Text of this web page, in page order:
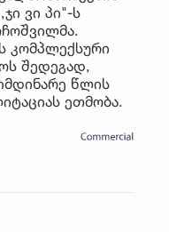
ვი პი"-ს
კომპლექსური
შედეგად,
წლის
ეთმობა.